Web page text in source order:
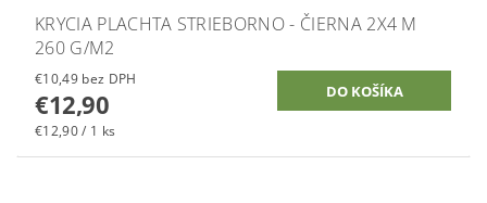
KRYCIA PLACHTA STRIEBORNO - ČIERNA 2X4 M
260 G/M2
€10,49 bez DPH
€12,90
€12,90 / 1 ks